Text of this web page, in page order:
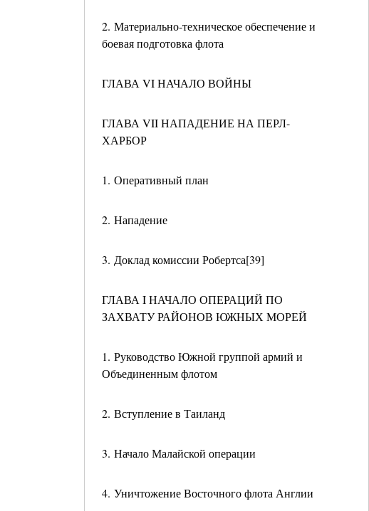
2. Материально-техническое обеспечение и
боевая подготовка флота
ГЛАВА VI НАЧАЛО ВОЙНЫ
ГЛАВА VII НАПАДЕНИЕ НА ПЕРЛ-
ХАРБОР
1. Оперативный план
2. Нападение
3. Доклад комиссии Робертса[39]
ГЛАВА I НАЧАЛО ОПЕРАЦИЙ ПО
ЗАХВАТУ РАЙОНОВ ЮЖНЫХ МОРЕЙ
1. Руководство Южной группой армий и
Объединенным флотом
2. Вступление в Таиланд
3. Начало Малайской операции
4. Уничтожение Восточного флота Англии